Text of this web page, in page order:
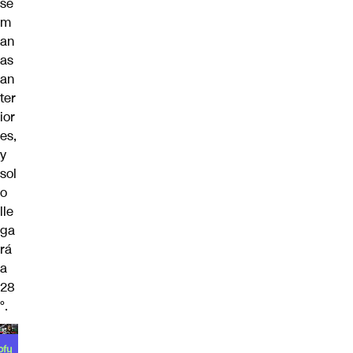
m
an
as
an
ter
ior
es,
y
sol
o
lle
ga
rá
a
28
°.